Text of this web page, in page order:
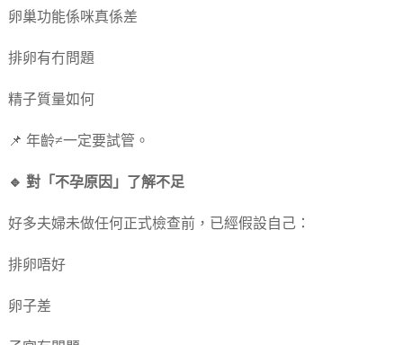
卵巢功能係咪真係差
排卵有冇問題
精子質量如何
📌 年齡≠一定要試管。
🔹 對「不孕原因」了解不足
好多夫婦未做任何正式檢查前，已經假設自己：
排卵唔好
卵子差